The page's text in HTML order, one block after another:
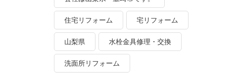
住宅リフォーム 宅リフォーム
山梨県 水栓金具修理・交換
洗面所リフォーム